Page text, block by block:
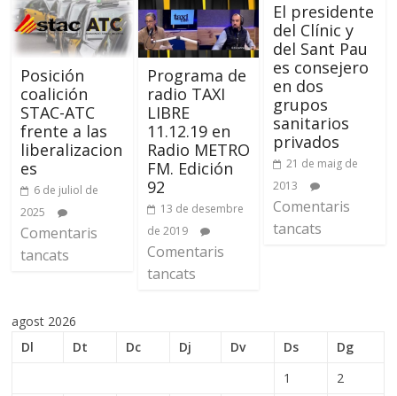
Posición
coalición
STAC-ATC
frente a las
liberalizacion
es
6 de juliol de
2025
Comentaris
tancats
Programa de
radio TAXI
LIBRE
11.12.19 en
Radio METRO
FM. Edición
92
13 de desembre
de 2019
Comentaris
tancats
El presidente
del Clínic y
del Sant Pau
es consejero
en dos
grupos
sanitarios
privados
21 de maig de
2013
Comentaris
tancats
agost 2026
Dl
Dt Dc Dj Dv Ds
Dg
1
2